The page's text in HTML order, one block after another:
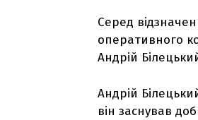
Серед
оперативного
Андрій
Андрій
він заснував